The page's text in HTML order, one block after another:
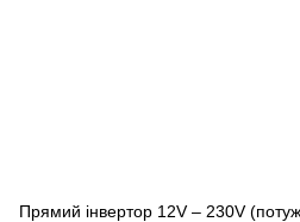
Прямий інвертор 12V – 230V